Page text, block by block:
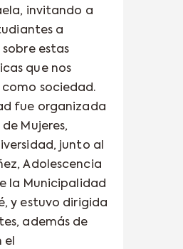
invitando a
a
estas
que nos
sociedad.
fue organizada
Mujeres,
junto al
Adolescencia
la Municipalidad
y estuvo dirigida
además de
el